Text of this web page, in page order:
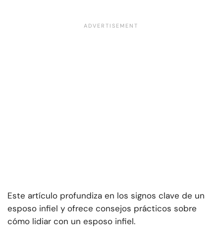
Este artículo profundiza en los signos clave de un
esposo infiel y ofrece consejos prácticos sobre
cómo lidiar con un esposo infiel.